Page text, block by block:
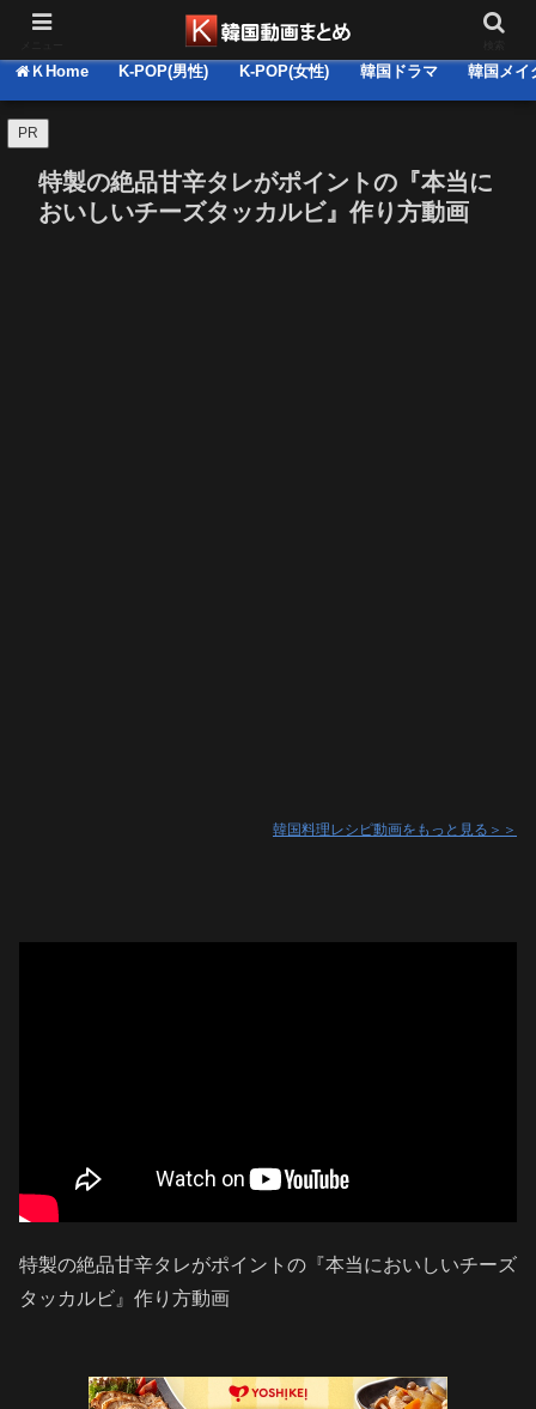
韓国関連の動画集＆推しコメ・感想 掲示板(BBS)
ＫHome K-POP(男性) K-POP(女性) 韓国ドラマ 韓国メイ
PR
特製の絶品甘辛タレがポイントの『本当に
おいしいチーズタッカルビ』作り方動画
韓国料理レシピ動画をもっと見る＞＞
特製の絶品甘辛タレがポイントの『本当においしいチーズ
タッカルビ』作り方動画